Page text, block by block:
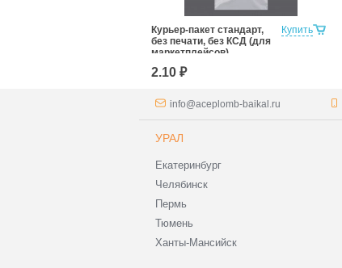
Купить
Курьер-пакет стандарт,
без печати, без КСД (для
маркетплейсов)
110x210+50к/5
2.10 ₽
info@aceplomb-baikal.ru
УРАЛ
Екатеринбург
Челябинск
Пермь
Тюмень
Ханты-Мансийск